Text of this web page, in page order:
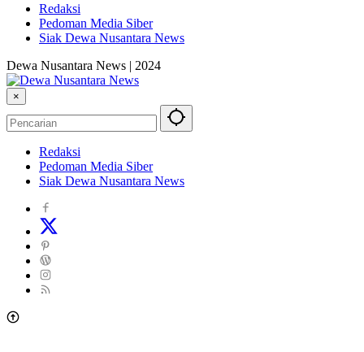
Redaksi
Pedoman Media Siber
Siak Dewa Nusantara News
Dewa Nusantara News | 2024
×
Redaksi
Pedoman Media Siber
Siak Dewa Nusantara News